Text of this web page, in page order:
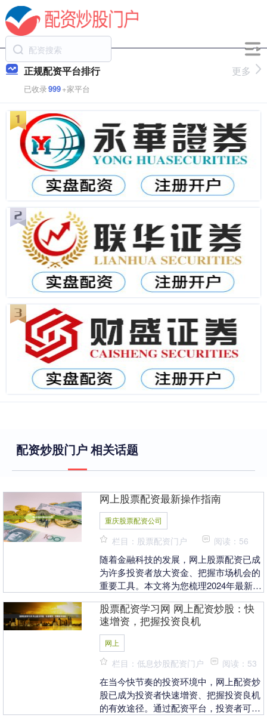
正规配资平台排行
已收录999+家平台
更多
配资炒股门户 相关话题
网上股票配资最新操作指南
重庆股票配资公司
栏目：股票配资门户 阅读：56
随着金融科技的发展，网上股票配资已成
为许多投资者放大资金、把握市场机会的
重要工具。本文将为您梳理2024年最新的
您在合规框架....
股票配资学习网 网上配资炒股：快
速增资，把握投资良机
网上
栏目：低息炒股配资门户 阅读：53
在当今快节奏的投资环境中，网上配资炒
股已成为投资者快速增资、把握投资良机
的有效途径。通过配资平台，投资者可以